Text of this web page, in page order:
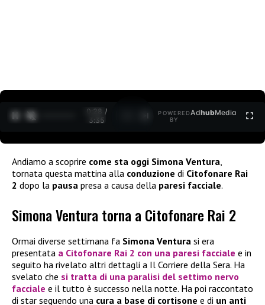
0:29 /
3:35
POWERED
BY
AdhubMedia
Andiamo a scoprire come sta oggi Simona Ventura
tornata questa mattina alla conduzione di Citofonare Rai
2 dopo la pausa presa a causa della paresi facciale.
Simona Ventura torna a Citofonare Rai 2
Ormai diverse settimana fa Simona Ventura si era
presentata a Citofonare Rai 2 con una paresi facciale e in
seguito ha rivelato altri dettagli a Il Corriere della Sera. Ha
svelato che si tratta di una paralisi del settimo nervo
facciale e il tutto è successo nella notte. Ha poi raccontato
di star seguendo una cura a base di cortisone e di un anti